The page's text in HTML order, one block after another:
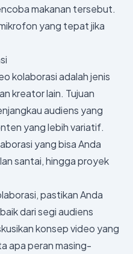
makanan tersebut.
yang tepat jika
kolaborasi adalah jenis
kreator lain. Tujuan
audiens yang
yang lebih variatif.
yang bisa Anda
santai, hingga proyek
pastikan Anda
dari segi audiens
konsep video yang
apa peran masing-